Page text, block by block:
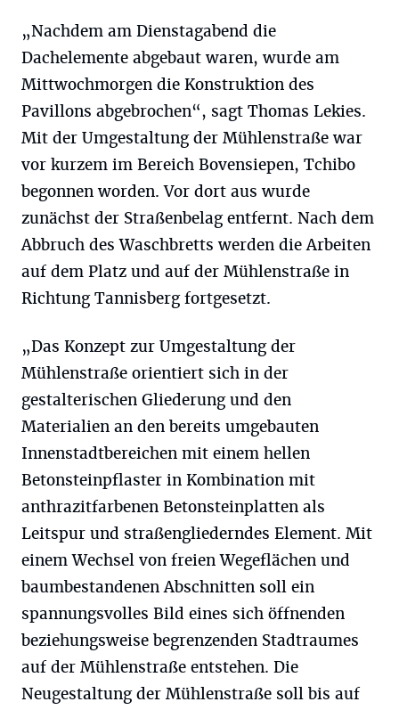
„Nachdem am Dienstagabend die
Dachelemente abgebaut waren, wurde am
Mittwochmorgen die Konstruktion des
Pavillons abgebrochen“, sagt Thomas Lekies.
Mit der Umgestaltung der Mühlenstraße war
vor kurzem im Bereich Bovensiepen, Tchibo
begonnen worden. Vor dort aus wurde
zunächst der Straßenbelag entfernt. Nach dem
Abbruch des Waschbretts werden die Arbeiten
auf dem Platz und auf der Mühlenstraße in
Richtung Tannisberg fortgesetzt.
„Das Konzept zur Umgestaltung der
Mühlenstraße orientiert sich in der
gestalterischen Gliederung und den
Materialien an den bereits umgebauten
Innenstadtbereichen mit einem hellen
Betonsteinpflaster in Kombination mit
anthrazitfarbenen Betonsteinplatten als
Leitspur und straßengliederndes Element. Mit
einem Wechsel von freien Wegeflächen und
baumbestandenen Abschnitten soll ein
spannungsvolles Bild eines sich öffnenden
beziehungsweise begrenzenden Stadtraumes
auf der Mühlenstraße entstehen. Die
Neugestaltung der Mühlenstraße soll bis auf